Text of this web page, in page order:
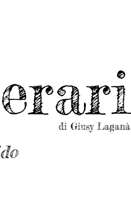
di Giusy Laganà